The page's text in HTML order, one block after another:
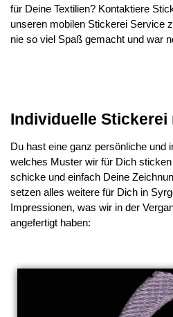
für Deine Textilien? Kontaktiere
unseren mobilen Stickerei Service
nie so viel Spaß gemacht und war
Individuelle Stickerei
Du hast eine ganz persönliche und
welches Muster wir für Dich
schicke und einfach Deine
setzen alles weitere für Dich in
Impressionen, was wir in der
angefertigt haben: